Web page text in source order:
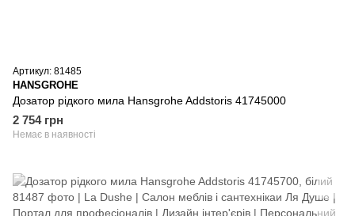
Артикул: 81485
HANSGROHE
Дозатор рідкого мила Hansgrohe Addstoris 41745000
2 754 грн
Немає в наявності